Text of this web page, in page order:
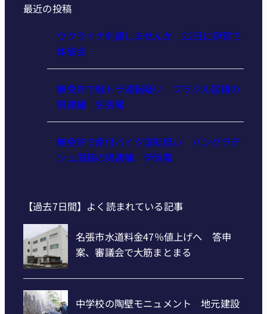
最近の投稿
ウクライナ刺繍しませんか 22日に伊賀で
体験会
無免許で軽トラ運転疑い ブラジル国籍の
男逮捕 名張署
無免許で原付バイク運転疑い バングラデ
シュ国籍の男逮捕 伊賀署
【過去7日間】よく読まれている記事